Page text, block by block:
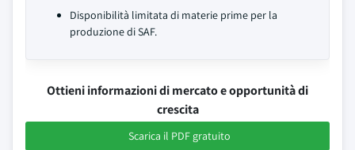
Disponibilità limitata di materie prime per la
produzione di SAF.
Ottieni informazioni di mercato e opportunità di
crescita
Scarica il PDF gratuito